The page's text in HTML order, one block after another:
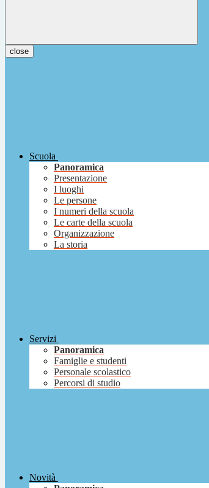
close
Scuola
Panoramica
Presentazione
I luoghi
Le persone
I numeri della scuola
Le carte della scuola
Organizzazione
La storia
Servizi
Panoramica
Famiglie e studenti
Personale scolastico
Percorsi di studio
Novità